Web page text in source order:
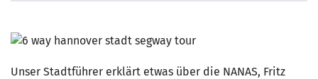
Unser Stadtführer erklärt etwas über die NANAS, Fritz